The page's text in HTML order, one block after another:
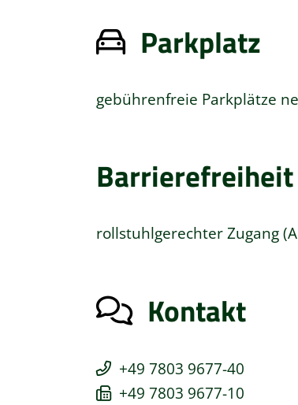
Parkplatz
gebührenfreie Parkplätze
Barrierefreiheit
rollstuhlgerechter Zugang
Kontakt
+49 7803 9677-40
+49 7803 9677-10